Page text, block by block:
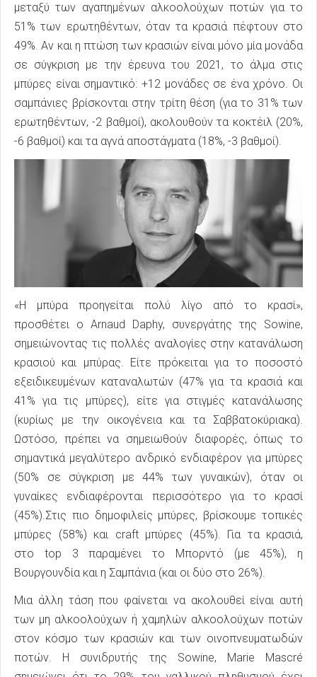
μεταξύ των αγαπημένων αλκοολούχων ποτών για το
51% των ερωτηθέντων, όταν τα κρασιά πέφτουν στο
49%. Αν και η πτώση των κρασιών είναι μόνο μία μονάδα
σε σύγκριση με την έρευνα του 2021, το άλμα στις
μπύρες είναι σημαντικό: +12 μονάδες σε ένα χρόνο. Οι
σαμπάνιες βρίσκονται στην τρίτη θέση (για το 31% των
ερωτηθέντων, -2 βαθμοί), ακολουθούν τα κοκτέιλ (20%,
-6 βαθμοί) και τα αγνά αποστάγματα (18%, -3 βαθμοί).
«Η μπύρα προηγείται πολύ λίγο από το κρασί»,
προσθέτει ο Arnaud Daphy, συνεργάτης της Sowine,
σημειώνοντας τις πολλές αναλογίες στην κατανάλωση
κρασιού και μπύρας. Είτε πρόκειται για το ποσοστό
εξειδικευμένων καταναλωτών (47% για τα κρασιά και
41% για τις μπύρες), είτε για στιγμές κατανάλωσης
(κυρίως με την οικογένεια και τα Σαββατοκύριακα).
Ωστόσο, πρέπει να σημειωθούν διαφορές, όπως το
σημαντικά μεγαλύτερο ανδρικό ενδιαφέρον για μπύρες
(50% σε σύγκριση με 44% των γυναικών), όταν οι
γυναίκες ενδιαφέρονται περισσότερο για το κρασί
(45%).Στις πιο δημοφιλείς μπύρες, βρίσκουμε τοπικές
μπύρες (58%) και craft μπύρες (45%). Για τα κρασιά,
στο top 3 παραμένει το Μπορντό (με 45%), η
Βουργουνδία και η Σαμπάνια (και οι δύο στο 26%).
Μια άλλη τάση που φαίνεται να ακολουθεί είναι αυτή
των μη αλκοολούχων ή χαμηλών αλκοολούχων ποτών
στον κόσμο των κρασιών και των οινοπνευματωδών
ποτών. Η συνιδρυτής της Sowine, Marie Mascré